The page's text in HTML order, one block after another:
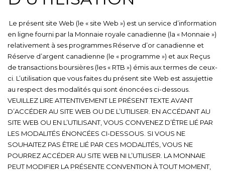
Le présent site Web (le « site Web ») est un service d’information
en ligne fourni par la Monnaie royale canadienne (la « Monnaie »)
relativement à ses programmes Réserve d’or canadienne et
Réserve d’argent canadienne (le « programme ») et aux Reçus
de transactions boursières (les « RTB ») émis aux termes de ceux-
ci. L’utilisation que vous faites du présent site Web est assujettie
au respect des modalités qui sont énoncées ci-dessous.
VEUILLEZ LIRE ATTENTIVEMENT LE PRÉSENT TEXTE AVANT
D’ACCÉDER AU SITE WEB OU DE L’UTILISER. EN ACCÉDANT AU
SITE WEB OU EN L’UTILISANT, VOUS CONVENEZ D’ÊTRE LIÉ PAR
LES MODALITÉS ÉNONCÉES CI-DESSOUS. SI VOUS NE
SOUHAITEZ PAS ÊTRE LIÉ PAR CES MODALITÉS, VOUS NE
POURREZ ACCÉDER AU SITE WEB NI L’UTILISER. LA MONNAIE
PEUT MODIFIER LA PRÉSENTE CONVENTION À TOUT MOMENT,